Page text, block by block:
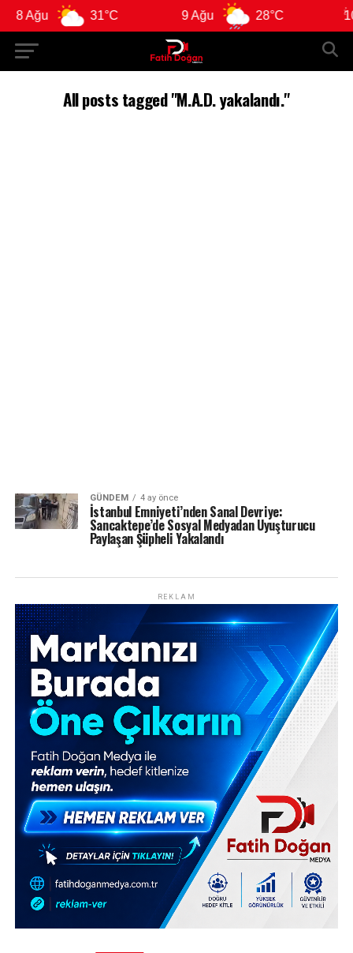
8 Ağu 31°C 9 Ağu 28°C 10
All posts tagged "M.A.D. yakalandı."
GÜNDEM 4 ay önce
İstanbul Emniyeti’nden Sanal Devriye:
Sancaktepe’de Sosyal Medyadan Uyuşturucu
Paylaşan Şüpheli Yakalandı
REKLAM